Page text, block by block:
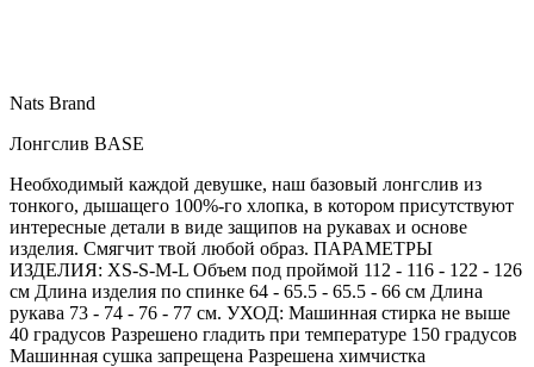
Nats Brand
Лонгслив BASE
Необходимый каждой девушке, наш базовый лонгслив из
тонкого, дышащего 100%-го хлопка, в котором присутствуют
интересные детали в виде защипов на рукавах и основе
изделия. Смягчит твой любой образ. ПАРАМЕТРЫ
ИЗДЕЛИЯ: XS-S-M-L Объем под проймой 112 - 116 - 122 - 126
см Длина изделия по спинке 64 - 65.5 - 65.5 - 66 см Длина
рукава 73 - 74 - 76 - 77 см. УХОД: Машинная стирка не выше
40 градусов Разрешено гладить при температуре 150 градусов
Машинная сушка запрещена Разрешена химчистка